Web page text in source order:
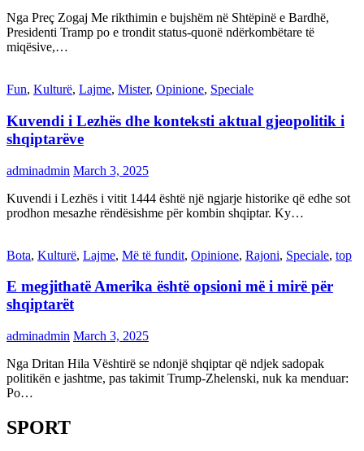
Nga Preç Zogaj Me rikthimin e bujshëm në Shtëpinë e Bardhë,
Presidenti Tramp po e trondit status-quonë ndërkombëtare të
miqësive,…
Fun, Kulturë, Lajme, Mister, Opinione, Speciale
Kuvendi i Lezhës dhe konteksti aktual gjeopolitik i
shqiptarëve
adminadmin March 3, 2025
Kuvendi i Lezhës i vitit 1444 është një ngjarje historike që edhe sot
prodhon mesazhe rëndësishme për kombin shqiptar. Ky…
Bota, Kulturë, Lajme, Më të fundit, Opinione, Rajoni, Speciale, top
E megjithatë Amerika është opsioni më i mirë për
shqiptarët
adminadmin March 3, 2025
Nga Dritan Hila Vështirë se ndonjë shqiptar që ndjek sadopak
politikën e jashtme, pas takimit Trump-Zhelenski, nuk ka menduar:
Po…
SPORT